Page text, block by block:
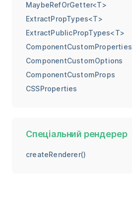
MaybeRefOrGetter<T>
ExtractPropTypes<T>
ExtractPublicPropTypes<T>
ComponentCustomProperties
ComponentCustomOptions
ComponentCustomProps
CSSProperties
Спеціальний рендерер
createRenderer()